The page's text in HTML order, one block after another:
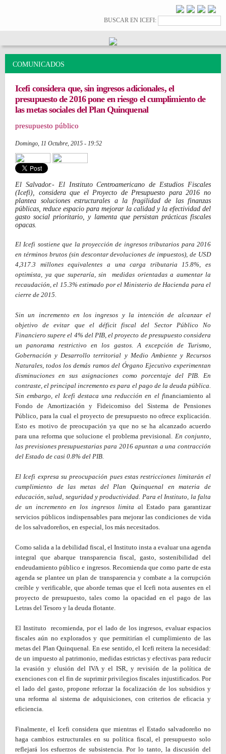
principalFormulario de
búsqueda
BUSCAR EN ICEFI:
COMUNICADOS
Icefi considera que, sin ingresos adicionales, el
presupuesto de 2016 pone en riesgo el cumplimiento de
las metas sociales del Plan Quinquenal
presupuesto público
Domingo, 11 Octubre, 2015 - 19:52
Share on Facebook
El Salvador.- El Instituto Centroamericano de Estudios Fiscales
(Icefi), considera que el Proyecto de Presupuesto para 2016 no
plantea soluciones estructurales a la fragilidad de las finanzas
públicas, reduce espacio para mejorar la calidad y la efectividad del
gasto social prioritario, y lamenta que persistan prácticas fiscales
opacas.
El Icefi sostiene que la proyección de ingresos tributarios para 2016
en términos brutos (sin descontar devoluciones de impuestos), de USD
4,317.3 millones equivalentes a una carga tributaria 15.8%, es
optimista, ya que superaría, sin medidas orientadas a aumentar la
recaudación, el 15.3% estimado por el Ministerio de Hacienda para el
cierre de 2015.
Sin un incremento en los ingresos y la intención de alcanzar el
objetivo de evitar que el déficit fiscal del Sector Público No
Financiero supere el 4% del PIB, el proyecto de presupuesto considera
un panorama restrictivo en los gastos. A excepción de Turismo,
Gobernación y Desarrollo territorial y Medio Ambiente y Recursos
Naturales, todos los demás ramos del Órgano Ejecutivo experimentan
disminuciones en sus asignaciones como porcentaje del PIB. En
contraste, el principal incremento es para el pago de la deuda pública.
Sin embargo, el Icefi destaca una reducción en el financiamiento al
Fondo de Amortización y Fideicomiso del Sistema de Pensiones
Público, para la cual el proyecto de presupuesto no ofrece explicación.
Esto es motivo de preocupación ya que no se ha alcanzado acuerdo
para una reforma que solucione el problema previsional. En conjunto,
las previsiones presupuestarias para 2016 apuntan a una contracción
del Estado de casi 0.8% del PIB.
El Icefi expresa su preocupación pues estas restricciones limitarán el
cumplimiento de las metas del Plan Quinquenal en materia de
educación, salud, seguridad y productividad. Para el Instituto, la falta
de un incremento en los ingresos limita al Estado para garantizar
servicios públicos indispensables para mejorar las condiciones de vida
de los salvadoreños, en especial, los más necesitados.
Como salida a la debilidad fiscal, el Instituto insta a evaluar una agenda
integral que abarque transparencia fiscal, gasto, sostenibilidad del
endeudamiento público e ingresos. Recomienda que como parte de esta
agenda se plantee un plan de transparencia y combate a la corrupción
creíble y verificable, que aborde temas que el Icefi nota ausentes en el
proyecto de presupuesto, tales como la opacidad en el pago de las
Letras del Tesoro y la deuda flotante.
El Instituto recomienda, por el lado de los ingresos, evaluar espacios
fiscales aún no explorados y que permitirían el cumplimiento de las
metas del Plan Quinquenal. En ese sentido, el Icefi reitera la necesidad:
de un impuesto al patrimonio, medidas estrictas y efectivas para reducir
la evasión y elusión del IVA y el ISR, y revisión de la política de
exenciones con el fin de suprimir privilegios fiscales injustificados. Por
el lado del gasto, propone reforzar la focalización de los subsidios y
una reforma al sistema de adquisiciones, con criterios de eficacia y
eficiencia.
Finalmente, el Icefi considera que mientras el Estado salvadoreño no
haga cambios estructurales en su política fiscal, el presupuesto solo
reflejará los esfuerzos de subsistencia. Por lo tanto, la discusión del